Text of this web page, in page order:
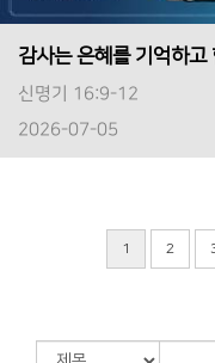
감사는 은혜를 기억하고
신명기 16:9-12
2026-07-05
1 2